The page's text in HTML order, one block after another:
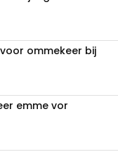
ommekeer bij
emme vor